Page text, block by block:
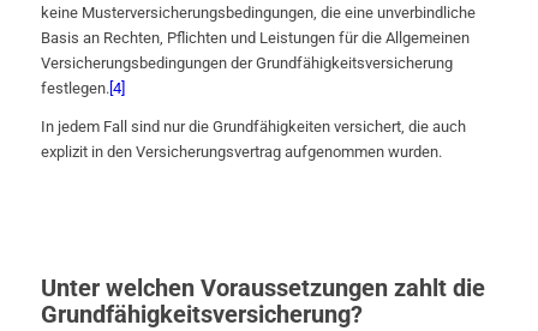
keine Musterversicherungsbedingungen, die eine unverbindliche
Basis an Rechten, Pflichten und Leistungen für die Allgemeinen
Versicherungsbedingungen der Grundfähigkeitsversicherung
festlegen. [4]
In jedem Fall sind nur die Grundfähigkeiten versichert, die auch
explizit in den Versicherungsvertrag aufgenommen wurden.
Unter welchen Voraussetzungen zahlt die
Grundfähigkeitsversicherung?